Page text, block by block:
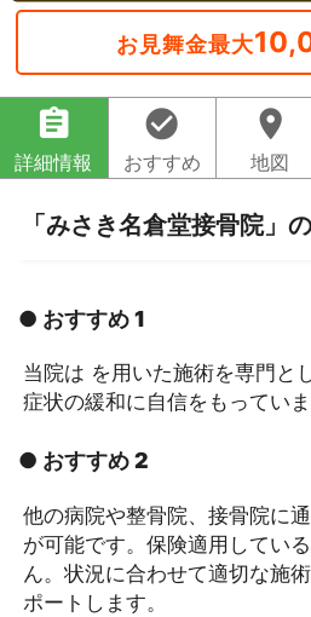
お見舞金最大
assignment
詳細情報
check_circle
おすすめ
location_on
地図
「みさき名倉堂接骨院」
● おすすめ 1
当院は を用いた施術を専門と
症状の緩和に自信をもっていま
● おすすめ 2
他の病院や整骨院、接骨院に
が可能です。保険適用してい
ん。状況に合わせて適切な施
ポートします。